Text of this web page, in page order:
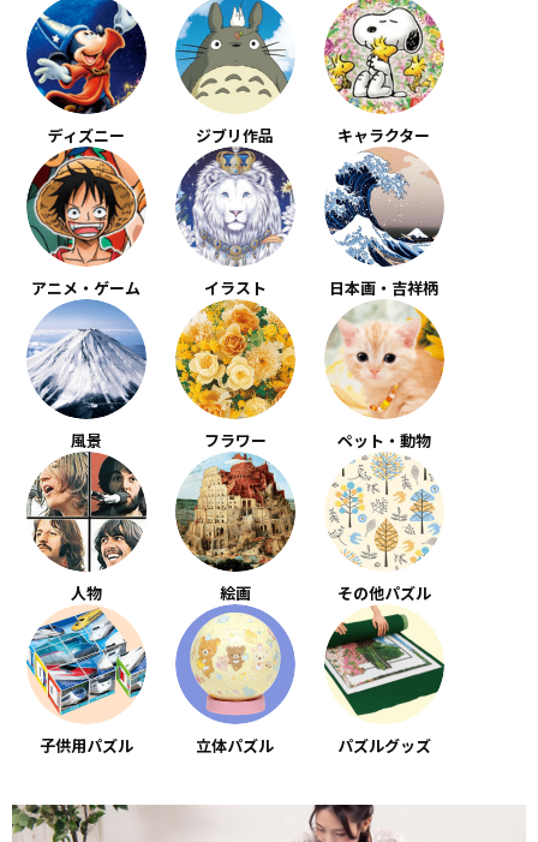
ディズニー ジブリ作品 キャラクター
アニメ・ゲーム イラスト 日本画・吉祥柄
風景 フラワー ペット・動物
人物 絵画 その他パズル
子供用パズル 立体パズル パズルグッズ